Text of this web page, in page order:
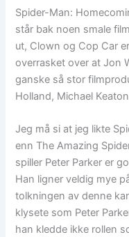
Spider-Man:
står bak noen smale
ut, Clown og Cop Car
overrasket over at Jon
ganske så stor
Holland, Michael
Jeg må si at jeg likte
enn The Amazing
spiller Peter Parker er
Han ligner veldig mye
tolkningen av denne
klysete som Peter
han kledde ikke rollen